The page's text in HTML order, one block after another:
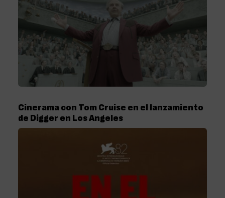
Cinerama con Tom Cruise en el lanzamiento
de Digger en Los Angeles